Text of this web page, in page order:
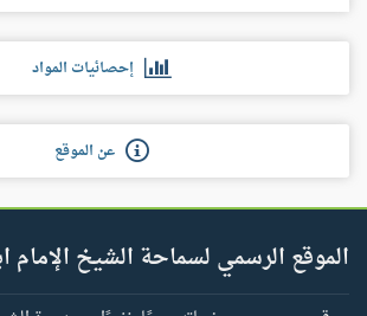
إحصائيات المواد
عن الموقع
الموقع الرسمي لسماحة الشيخ الإمام